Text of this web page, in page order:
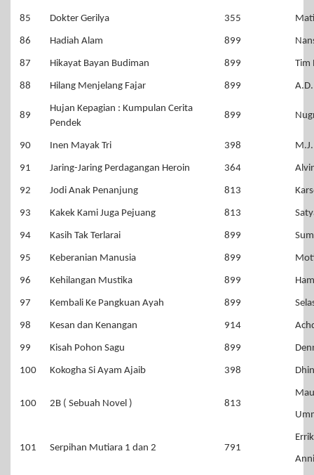
85 Dokter Gerilya 355
86 Hadiah Alam 899
87 Hikayat Bayan Budiman 899 Tim
88 Hilang Menjelang Fajar 899
89
Hujan Kepagian : Kumpulan Cerita
Pendek
899
90 Inen Mayak Tri 398
91 Jaring-Jaring Perdagangan Heroin 364
92 Jodi Anak Penanjung 813
93 Kakek Kami Juga Pejuang 813
94 Kasih Tak Terlarai 899
95 Keberanian Manusia 899
96 Kehilangan Mustika 899
97 Kembali Ke Pangkuan Ayah 899
98 Kesan dan Kenangan 914
99 Kisah Pohon Sagu 899
100 Kokogha Si Ayam Ajaib 398
100 2B ( Sebuah Novel ) 813
101 Serpihan Mutiara 1 dan 2 791